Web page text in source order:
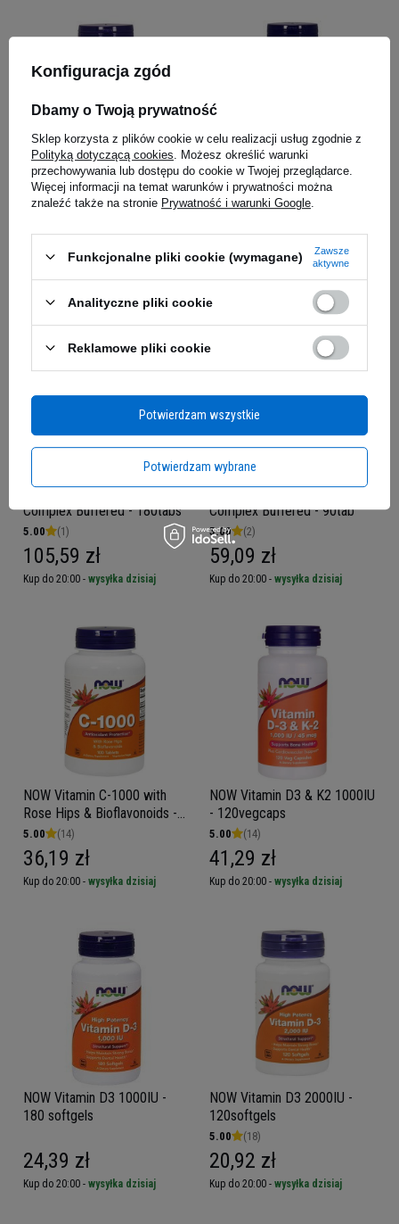
NOW Vitamin C-1000
Boiflavonoids - 100vcaps
35,29 zł
Kup do 20:00 -wysyłka dzisiaj
NOW Vitamin C-1000
Boiflavonoids - 250vegcaps
82,59 zł
Kup do 20:00 -wysyłka dzisiaj
NOW Vitamin C-1000
Complex Buffered - 180tabs
5.00 (1)
105,59 zł
Kup do 20:00 - wysyłka dzisiaj
NOW Vitamin C-1000
Complex Buffered - 90tab
5.00 (2)
59,09 zł
Kup do 20:00 - wysyłka dzisiaj
NOW Vitamin C-1000 with
Rose Hips & Bioflavonoids -
100tabs
5.00 (14)
36,19 zł
Kup do 20:00 - wysyłka dzisiaj
NOW Vitamin D3 & K2 1000IU
- 120vegcaps
5.00 (14)
41,29 zł
Kup do 20:00 - wysyłka dzisiaj
NOW Vitamin D3 1000IU -
180 softgels
24,39 zł
Kup do 20:00 - wysyłka dzisiaj
NOW Vitamin D3 2000IU -
120softgels
5.00 (18)
20,92 zł
Kup do 20:00 - wysyłka dzisiaj
Konfiguracja zgód
Dbamy o Twoją prywatność
Sklep korzysta z plików cookie w celu realizacji usług zgodnie z
Polityką dotyczącą cookies . Możesz określić warunki
przechowywania lub dostępu do cookie w Twojej przeglądarce.
Więcej informacji na temat warunków i prywatności można
znaleźć także na stronie Prywatność i warunki Google
Funkcjonalne pliki cookie (wymagane)
Zawsze
aktywne
Analityczne pliki cookie
Reklamowe pliki cookie
Potwierdzam wybrane
Potwierdzam wszystkie